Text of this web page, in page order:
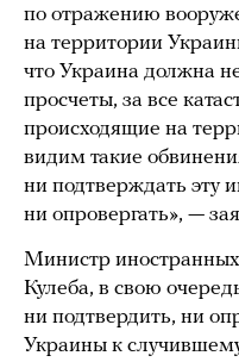
по отражению
на территории
что Украина должна
просчеты, за все
происходящие на
видим такие
ни подтверждать эту
ни опровергать», —
Министр
Кулеба, в свою
ни подтвердить, ни
Украины к